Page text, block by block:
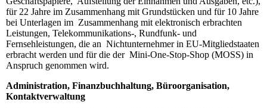
für 22 Jahre im Zusammenhang mit Grundstücken und für 10 Jahre
bei Unterlagen im Zusammenhang mit elektronisch erbrachten
Leistungen, Telekommunikations-, Rundfunk- und
Fernsehleistungen, die an Nichtunternehmer in EU-Mitgliedstaaten
erbracht werden und für die der Mini-One-Stop-Shop (MOSS) in
Anspruch genommen wird.
Administration, Finanzbuchhaltung, Büroorganisation,
Kontaktverwaltung